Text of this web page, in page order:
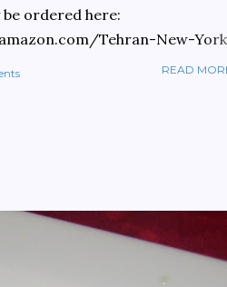
be ordered here:
Tehran-New-